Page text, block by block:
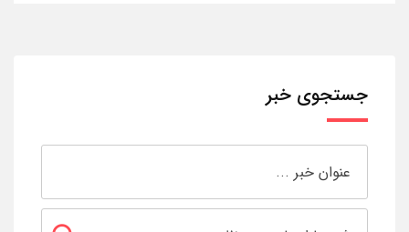
جستجوی خبر